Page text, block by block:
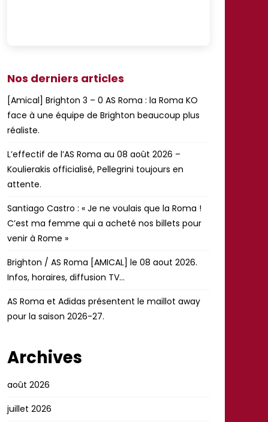
Nos derniers articles
[Amical] Brighton 3 – 0 AS Roma : la Roma KO
face à une équipe de Brighton beaucoup plus
réaliste.
L’effectif de l’AS Roma au 08 août 2026 –
Koulierakis officialisé, Pellegrini toujours en
attente.
Santiago Castro : « Je ne voulais que la Roma !
C’est ma femme qui a acheté nos billets pour
venir à Rome »
Brighton / AS Roma [AMICAL] le 08 aout 2026.
Infos, horaires, diffusion TV…
AS Roma et Adidas présentent le maillot away
pour la saison 2026-27.
Archives
août 2026
juillet 2026